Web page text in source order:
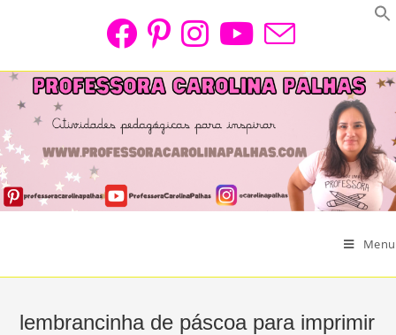
Menu
lembrancinha de páscoa para imprimir